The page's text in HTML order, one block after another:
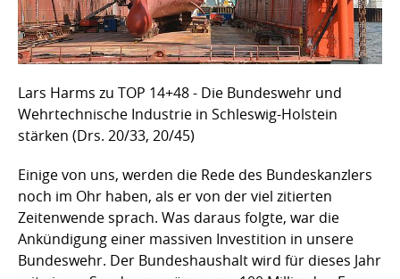
Lars Harms zu TOP 14+48 - Die Bundeswehr und
Wehrtechnische Industrie in Schleswig-Holstein
stärken (Drs. 20/33, 20/45)
Einige von uns, werden die Rede des Bundeskanzlers
noch im Ohr haben, als er von der viel zitierten
Zeitenwende sprach. Was daraus folgte, war die
Ankündigung einer massiven Investition in unsere
Bundeswehr. Der Bundeshaushalt wird für dieses Jahr